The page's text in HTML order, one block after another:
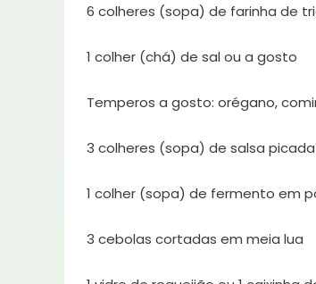
6 colheres (sopa) de farinha de
1 colher (chá) de sal ou a gosto
Temperos a gosto: orégano,
3 colheres (sopa) de salsa
1 colher (sopa) de fermento em
3 cebolas cortadas em meia lua